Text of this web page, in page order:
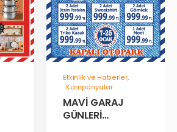
Etkinlik ve Haberler,
Kampanyalar
MAVİ GARAJ
GÜNLERİ